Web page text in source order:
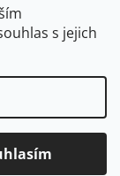
s jejich
expedice je
práva